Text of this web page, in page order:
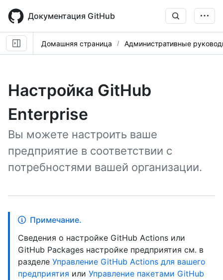
main
content
Документация GitHub
Домашняя страница Административные
Настройка GitHub
Enterprise
Вы можете настроить ваше
предприятие в соответствии с
потребностями вашей организации.
Примечание.
Сведения о настройке GitHub Actions или
GitHub Packages настройке предприятия см. в
разделе Управление GitHub Actions для вашего
предприятия или Управление пакетами GitHub